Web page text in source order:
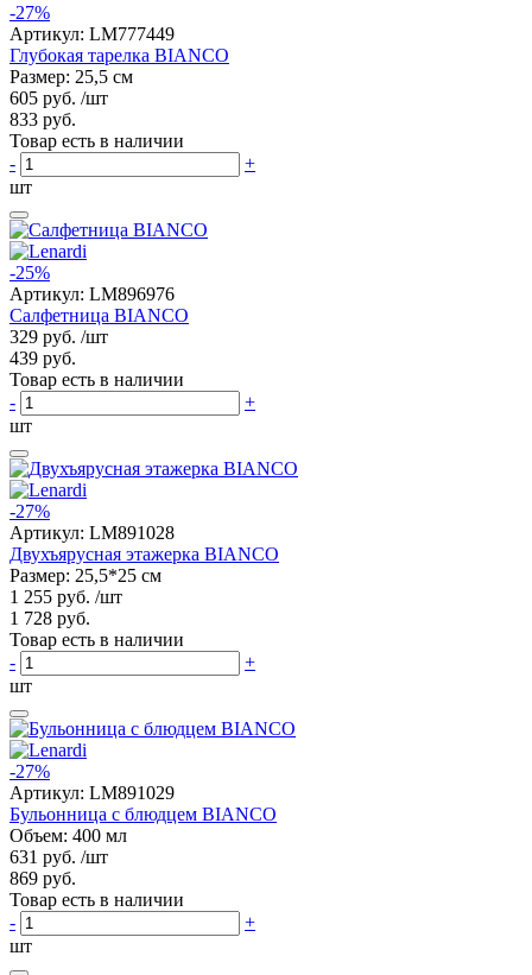
-27%
Артикул: LM777449
Глубокая тарелка BIANCO
Размер: 25,5 см
605 руб. /шт
833 руб.
Товар есть в наличии
-
+
шт
-25%
Артикул: LM896976
Салфетница BIANCO
329 руб. /шт
439 руб.
Товар есть в наличии
-
+
шт
-27%
Артикул: LM891028
Двухъярусная этажерка BIANCO
Размер: 25,5*25 см
1 255 руб. /шт
1 728 руб.
Товар есть в наличии
-
+
шт
-27%
Артикул: LM891029
Бульонница с блюдцем BIANCO
Объем: 400 мл
631 руб. /шт
869 руб.
Товар есть в наличии
-
+
шт